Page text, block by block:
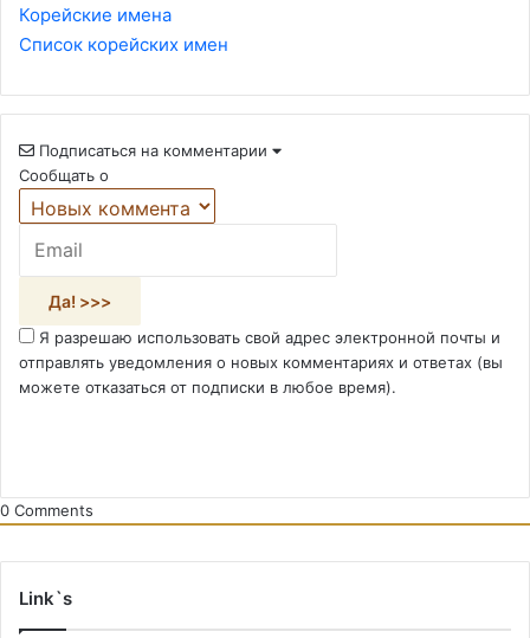
Корейские имена
Список корейских имен
Подписаться на комментарии
Сообщать о
Я разрешаю использовать свой адрес электронной почты и
отправлять уведомления о новых комментариях и ответах (вы
можете отказаться от подписки в любое время).
0 Comments
Link`s